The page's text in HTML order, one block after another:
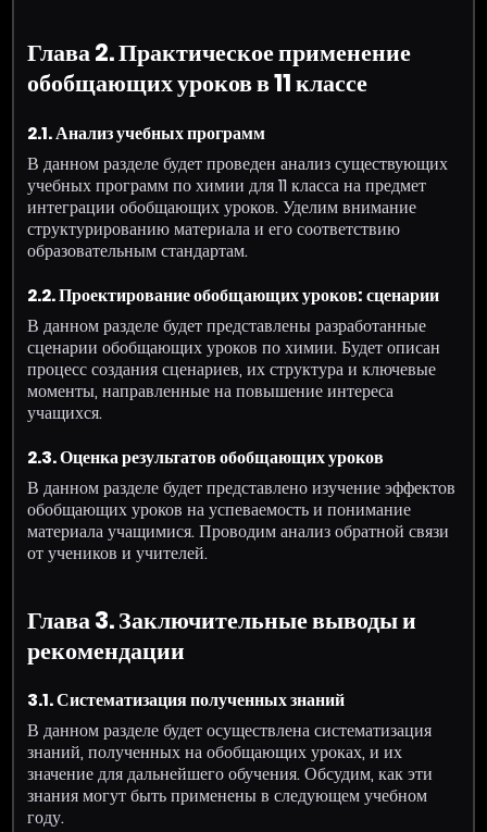
Глава 2. Практическое применение
обобщающих уроков в 11 классе
2.1. Анализ учебных программ
В данном разделе будет проведен анализ существующих
учебных программ по химии для 11 класса на предмет
интеграции обобщающих уроков. Уделим внимание
структурированию материала и его соответствию
образовательным стандартам.
2.2. Проектирование обобщающих уроков: сценарии
В данном разделе будет представлены разработанные
сценарии обобщающих уроков по химии. Будет описан
процесс создания сценариев, их структура и ключевые
моменты, направленные на повышение интереса
учащихся.
2.3. Оценка результатов обобщающих уроков
В данном разделе будет представлено изучение эффектов
обобщающих уроков на успеваемость и понимание
материала учащимися. Проводим анализ обратной связи
от учеников и учителей.
Глава 3. Заключительные выводы и
рекомендации
3.1. Систематизация полученных знаний
В данном разделе будет осуществлена систематизация
знаний, полученных на обобщающих уроках, и их
значение для дальнейшего обучения. Обсудим, как эти
знания могут быть применены в следующем учебном
году.